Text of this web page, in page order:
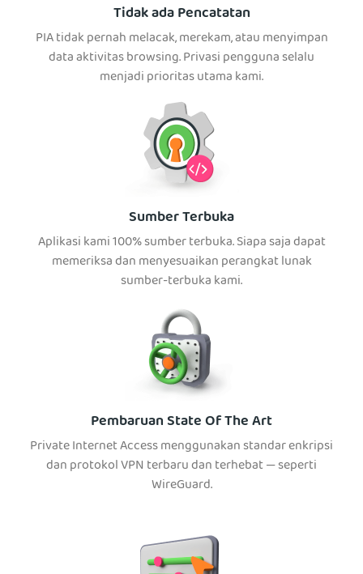
Tidak ada Pencatatan
PIA tidak pernah melacak, merekam, atau menyimpan
data aktivitas browsing. Privasi pengguna selalu
menjadi prioritas utama kami.
Sumber Terbuka
Aplikasi kami 100% sumber terbuka. Siapa saja dapat
memeriksa dan menyesuaikan perangkat lunak
sumber-terbuka kami.
Pembaruan State Of The Art
Private Internet Access menggunakan standar enkripsi
dan protokol VPN terbaru dan terhebat — seperti
WireGuard.